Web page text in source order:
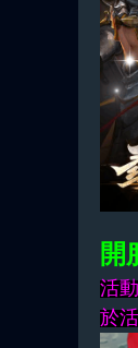
開
活
於